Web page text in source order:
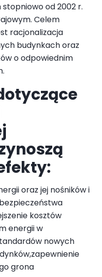
od 2002 r.
Celem
racjonalizacja
budynkach oraz
o odpowiednim
oraz jej nośników i
kosztów
energii w
nowych
grona